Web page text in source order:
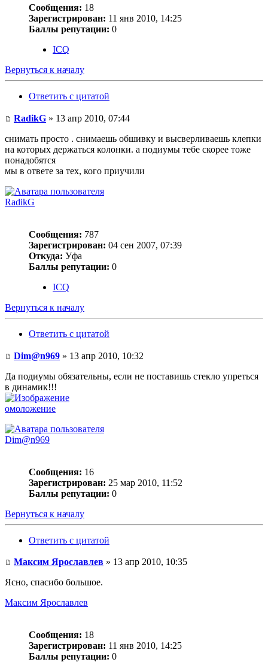
Сообщения: 18
Зарегистрирован: 11 янв 2010, 14:25
Баллы репутации: 0
ICQ
Вернуться к началу
Ответить с цитатой
RadikG » 13 апр 2010, 07:44
снимать просто . снимаешь обшивку и высверливаешь клепки
на которых держаться колонки. а подиумы тебе скорее тоже
понадобятся
мы в ответе за тех, кого приучили
RadikG
Сообщения: 787
Зарегистрирован: 04 сен 2007, 07:39
Откуда: Уфа
Баллы репутации: 0
ICQ
Вернуться к началу
Ответить с цитатой
Dim@n969 » 13 апр 2010, 10:32
Да подиумы обязательны, если не поставишь стекло упреться
в динамик!!!
омоложение
Dim@n969
Сообщения: 16
Зарегистрирован: 25 мар 2010, 11:52
Баллы репутации: 0
Вернуться к началу
Ответить с цитатой
Максим Ярославлев » 13 апр 2010, 10:35
Ясно, спасибо большое.
Максим Ярославлев
Сообщения: 18
Зарегистрирован: 11 янв 2010, 14:25
Баллы репутации: 0